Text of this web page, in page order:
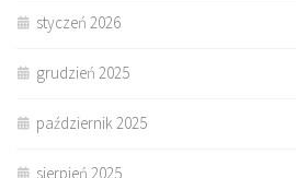
styczeń 2026
grudzień 2025
październik 2025
sierpień 2025